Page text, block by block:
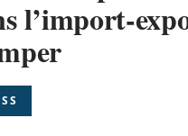
l’import-